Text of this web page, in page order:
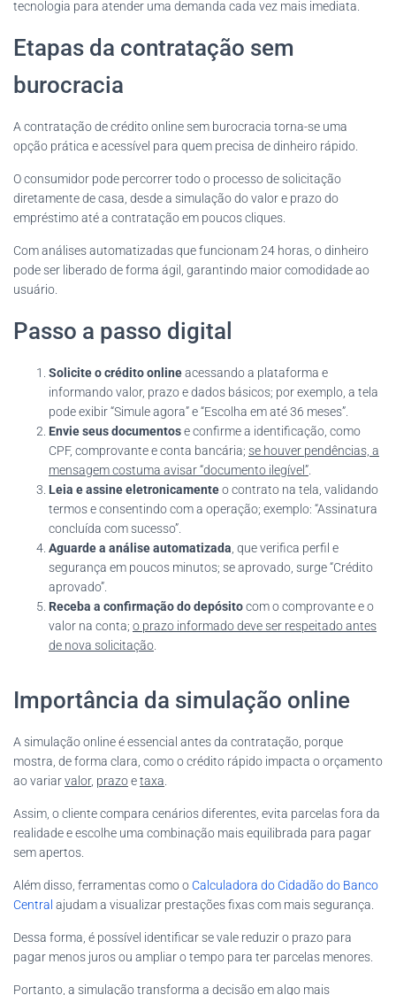
tecnologia para atender uma demanda cada vez mais imediata.
Etapas da contratação sem
burocracia
A contratação de crédito online sem burocracia torna-se uma
opção prática e acessível para quem precisa de dinheiro rápido.
O consumidor pode percorrer todo o processo de solicitação
diretamente de casa, desde a simulação do valor e prazo do
empréstimo até a contratação em poucos cliques.
Com análises automatizadas que funcionam 24 horas, o dinheiro
pode ser liberado de forma ágil, garantindo maior comodidade ao
usuário.
Passo a passo digital
Solicite o crédito onlineacessando a plataforma e
informando valor, prazo e dados básicos; por exemplo, a tela
pode exibir “Simule agora” e “Escolha em até 36 meses”.
Envie seus documentose confirme a identificação, como
CPF, comprovante e conta bancária; se houver pendências, a
mensagem costuma avisar “documento ilegível”
Leia e assine eletronicamenteo contrato na tela, validando
termos e consentindo com a operação; exemplo: “Assinatura
concluída com sucesso”.
Aguarde a análise automatizada , que verifica perfil e
segurança em poucos minutos; se aprovado, surge “Crédito
aprovado”.
Receba a confirmação do depósitocom o comprovante e o
valor na conta; o prazo informado deve ser respeitado antes
de nova solicitação
Importância da simulação online
A simulação online é essencial antes da contratação, porque
mostra, de forma clara, como o crédito rápido impacta o orçamento
ao variarvalor, prazoetaxa
Assim, o cliente compara cenários diferentes, evita parcelas fora da
realidade e escolhe uma combinação mais equilibrada para pagar
sem apertos.
Além disso, ferramentas como o Calculadora do Cidadão do Banco
Central ajudam a visualizar prestações fixas com mais segurança.
Dessa forma, é possível identificar se vale reduzir o prazo para
pagar menos juros ou ampliar o tempo para ter parcelas menores.
Portanto, a simulação transforma a decisão em algo mais